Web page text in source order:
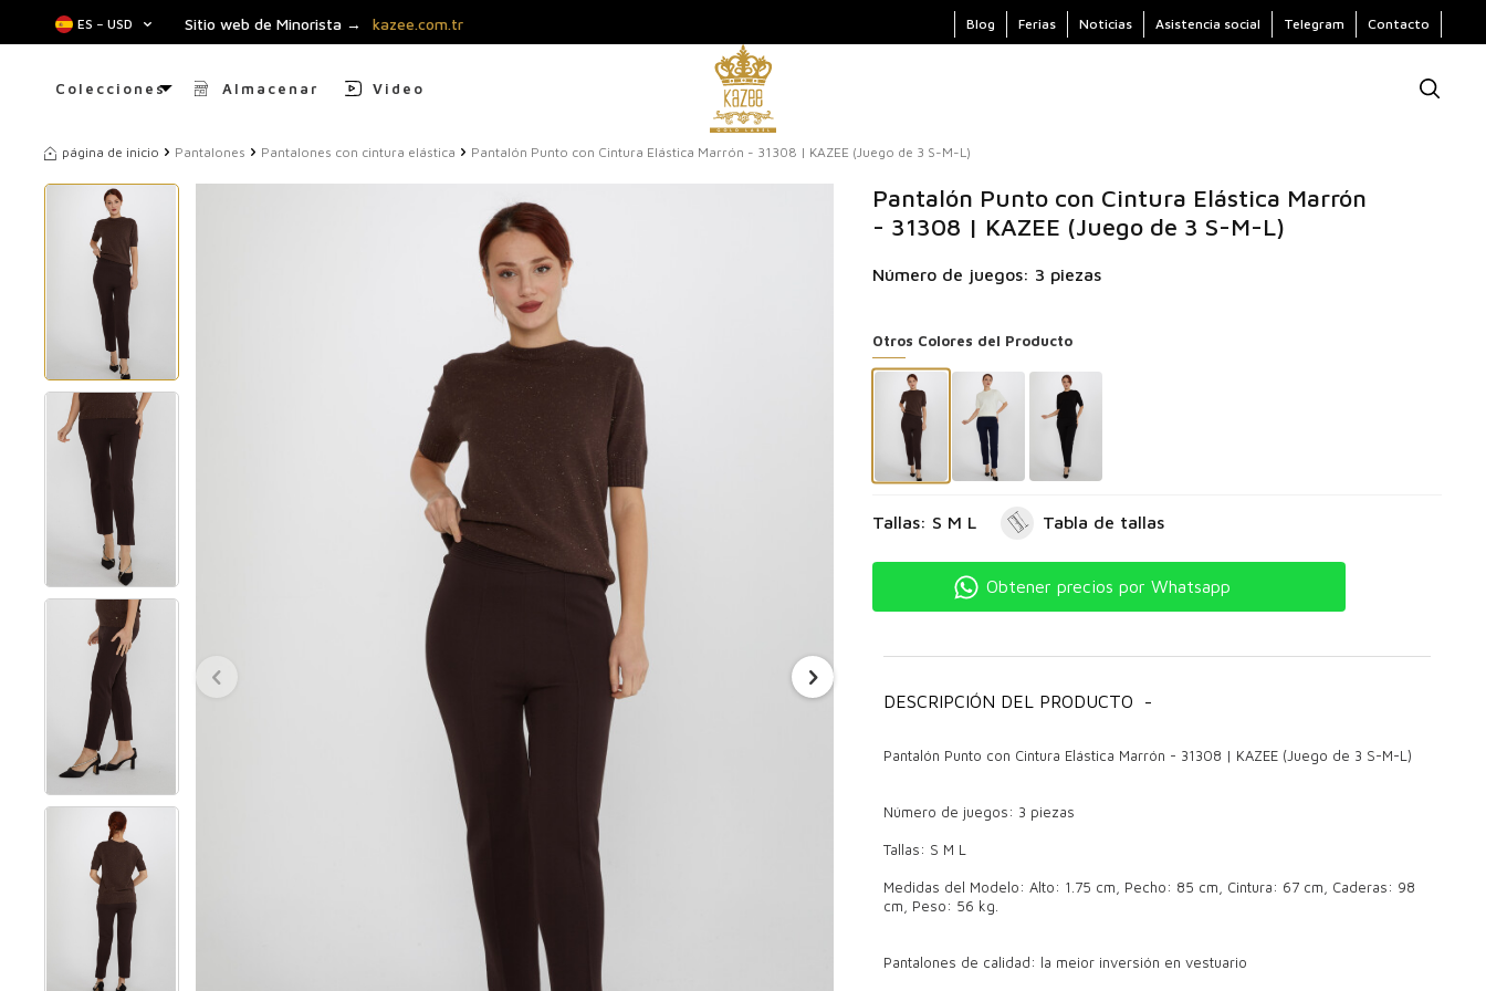
ES − USD Sitio web de Minorista → kazee.com.tr Blog Ferias Noticias Asistencia social Telegram Contacto
Colecciones Almacenar Video
página de inicio Pantalones Pantalones con cintura elástica Pantalón Punto con Cintura Elástica Marrón - 31308 | KAZEE (Juego de 3 S-M-L)
Pantalón Punto con Cintura Elástica Marrón
- 31308 | KAZEE (Juego de 3 S-M-L)
Número de juegos: 3 piezas
Otros Colores del Producto
Tallas: S M L Tabla de tallas
Obtener precios por Whatsapp
DESCRIPCIÓN DEL PRODUCTO -
Pantalón Punto con Cintura Elástica Marrón - 31308 | KAZEE (Juego de 3 S-M-L)
Número de juegos: 3 piezas
Tallas: S M L
Medidas del Modelo: Alto: 1.75 cm, Pecho: 85 cm, Cintura: 67 cm, Caderas: 98
cm, Peso: 56 kg.
Pantalones de calidad: la mejor inversión en vestuario